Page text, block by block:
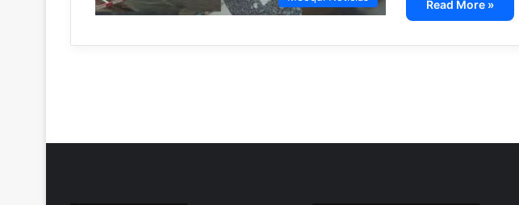
Read More »